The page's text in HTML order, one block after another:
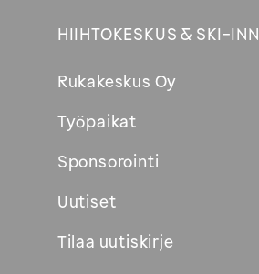
HIIHTOKESKUS & SKI-INN
Rukakeskus Oy
Työpaikat
Sponsorointi
Uutiset
Tilaa uutiskirje